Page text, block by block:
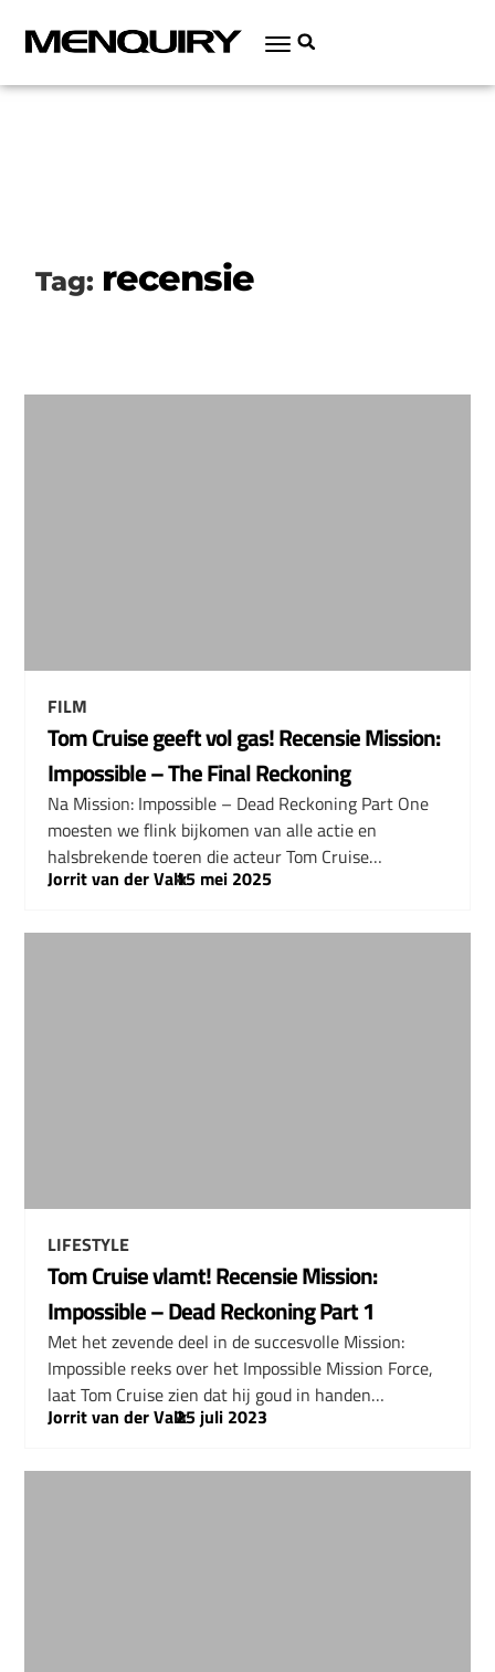
Tag: recensie
FILM
Tom Cruise geeft vol gas! Recensie Mission:
Impossible – The Final Reckoning
Na Mission: Impossible – Dead Reckoning Part One
moesten we flink bijkomen van alle actie en
halsbrekende toeren die acteur Tom Cruise…
Jorrit van der Valk
–
15 mei 2025
LIFESTYLE
Tom Cruise vlamt! Recensie Mission:
Impossible – Dead Reckoning Part 1
Met het zevende deel in de succesvolle Mission:
Impossible reeks over het Impossible Mission Force,
laat Tom Cruise zien dat hij goud in handen…
Jorrit van der Valk
–
25 juli 2023